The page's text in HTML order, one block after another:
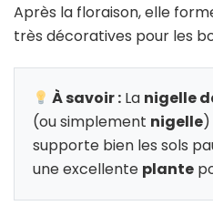
Après la floraison, elle
très décoratives pour les
À savoir : La nigelle
(ou simplement nigelle
supporte bien les sols
une excellente plante